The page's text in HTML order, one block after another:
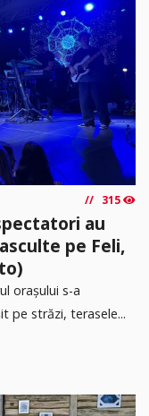
315
au
pe Feli,
orașului s-a
pe străzi, terasele...